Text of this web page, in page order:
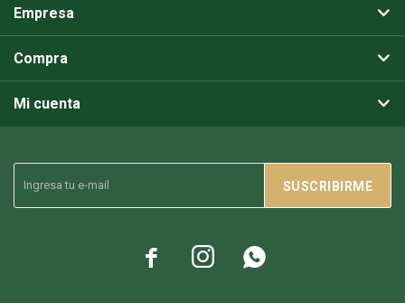
SUSCRIBIRME
  
Empresa
Compra
Mi cuenta